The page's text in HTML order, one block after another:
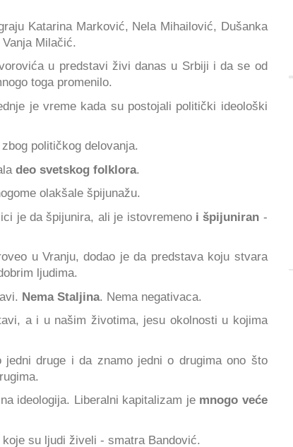
Katarina Marković, Nela Mihailović, Dušanka
Milačić.
u predstavi živi danas u Srbiji i da se od
toga promenilo.
je vreme kada su postojali politički ideološki
zbog političkog delovanja.
deo svetskog folklora.
olakšale špijunažu.
je da špijunira, ali je istovremeno i špijuniran -
u Vranju, dodao je da predstava koju stvara
ljudima.
Nema Staljina. Nema negativaca.
a i u našim životima, jesu okolnosti u kojima
jedni druge i da znamo jedni o drugima ono što
ideologija. Liberalni kapitalizam je mnogo veće
su ljudi živeli - smatra Bandović.